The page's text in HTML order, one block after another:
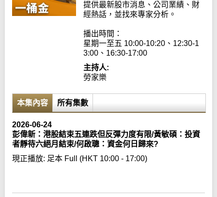
提供最新股市消息、公司業績、財
經熱話，並找來專家分析。
播出時間：
星期一至五 10:00-10:20、12:30-1
3:00、16:30-17:00
主持人:
勞家樂
本集內容 所有集數
2026-06-24
彭偉新：港股結束五連跌但反彈力度有限/黃敏碩：投資
者靜待六絕月結束/何啟聰：資金何日歸來?
現正播放: 足本 Full (HKT 10:00 - 17:00)